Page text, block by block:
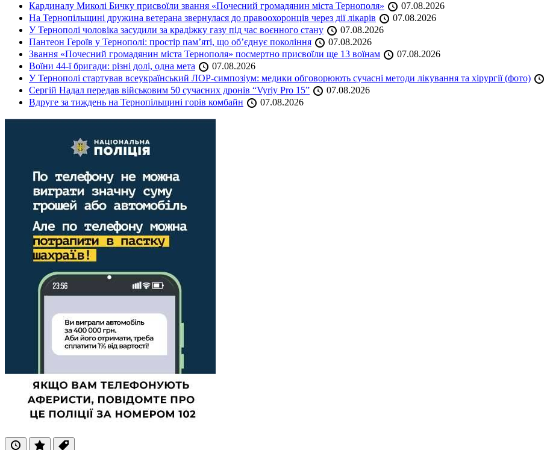
Кардиналу Миколі Бичку присвоїли звання «Почесний громадянин міста Тернополя»
07.08.2026
На Тернопільщині дружина ветерана звернулася до правоохоронців через дії лікарів
07.08.2026
У Тернополі чоловіка засудили за крадіжку газу під час воєнного стану
07.08.2026
Пантеон Героїв у Тернополі: простір пам’яті, що об’єднує покоління
07.08.2026
Звання «Почесний громадянин міста Тернополя» посмертно присвоїли ще 13 воїнам
07.08.2026
Воїни 44-ї бригади: різні долі, одна мета
07.08.2026
У Тернополі стартував всеукраїнський ЛОР-симпозіум: медики обговорюють сучасні методи лікування та хірургії (фото)
Сергій Надал передав військовим 50 сучасних дронів “Vyriy Pro 15”
07.08.2026
Вдруге за тиждень на Тернопільщині горів комбайн
07.08.2026